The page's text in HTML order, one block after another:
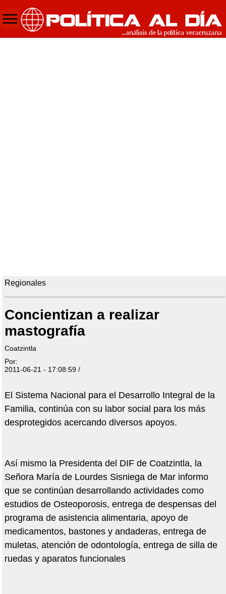
Regionales
Concientizan a realizar
mastografía
Coatzintla
Por:
2011-06-21 - 17:08:59 /
El Sistema Nacional para el Desarrollo Integral de la
Familia, continúa con su labor social para los más
desprotegidos acercando diversos apoyos.
Así mismo la Presidenta del DIF de Coatzintla, la
Señora María de Lourdes Sisniega de Mar informo
que se continúan desarrollando actividades como
estudios de Osteoporosis, entrega de despensas del
programa de asistencia alimentaria, apoyo de
medicamentos, bastones y andaderas, entrega de
muletas, atención de odontología, entrega de silla de
ruedas y aparatos funcionales